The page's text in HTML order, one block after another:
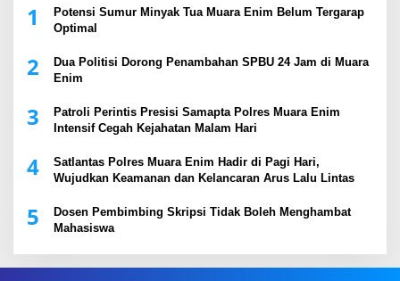
1
Potensi Sumur Minyak Tua Muara Enim Belum Tergarap
Optimal
2
Dua Politisi Dorong Penambahan SPBU 24 Jam di Muara
Enim
3
Patroli Perintis Presisi Samapta Polres Muara Enim
Intensif Cegah Kejahatan Malam Hari
4
Satlantas Polres Muara Enim Hadir di Pagi Hari,
Wujudkan Keamanan dan Kelancaran Arus Lalu Lintas
5
Dosen Pembimbing Skripsi Tidak Boleh Menghambat
Mahasiswa